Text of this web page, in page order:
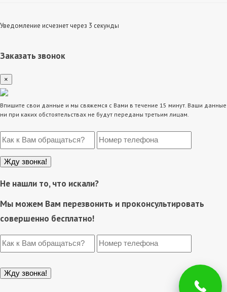
Уведомление исчезнет через 3 секунды
Заказать звонок
×
Впишите свои данные и мы свяжемся с Вами в течение 15 минут. Ваши данные
ни при каких обстоятельствах не будут переданы третьим лицам.
Не нашли то, что искали?
Мы можем Вам перезвонить и проконсультировать
совершенно бесплатно!